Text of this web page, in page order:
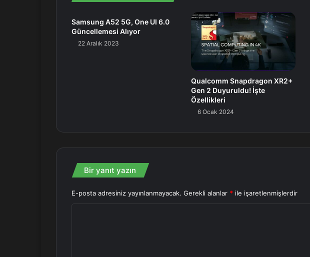
Samsung A52 5G, One UI 6.0
Güncellemesi Alıyor
22 Aralık 2023
Qualcomm Snapdragon XR2+
Gen 2 Duyuruldu! İşte
Özellikleri
6 Ocak 2024
Bir yanıt yazın
E-posta adresiniz yayınlanmayacak. Gerekli alanlar * ile işaretlenmişlerdir